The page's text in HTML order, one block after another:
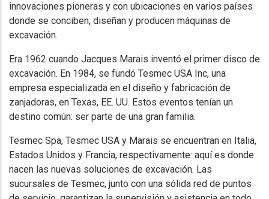
innovaciones pioneras y con ubicaciones en varios países
donde se conciben, diseñan y producen máquinas de
excavación.
Era 1962 cuando Jacques Marais inventó el primer disco de
excavación. En 1984, se fundó Tesmec USA Inc, una
empresa especializada en el diseño y fabricación de
zanjadoras, en Texas, EE. UU. Estos eventos tenían un
destino común: ser parte de una gran familia.
Tesmec Spa, Tesmec USA y Marais se encuentran en Italia,
Estados Unidos y Francia, respectivamente: aquí es donde
nacen las nuevas soluciones de excavación. Las
sucursales de Tesmec, junto con una sólida red de puntos